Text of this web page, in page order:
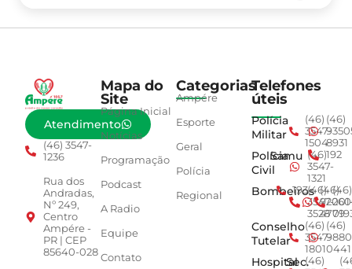
Atendimento
(46) 3547-
1236
Rua dos
Andradas,
Nº 249,
Centro
Ampére -
PR | CEP
85640-028
Mapa do
Site
Página Inicial
Notícias
Programação
Podcast
A Radio
Equipe
Contato
Categorias
Ampére
Esporte
Geral
Polícia
Regional
Telefones
úteis
Polícia
Militar
(46)
3547-
1504
(46)
8931
Polícia
Civil
Samu (46)
3547-
1321
192
Bombeiros
193(46)
3547-
3528
(46)
4779
(46)
Conselho
Tutelar
(46)
3547-
1801
(46)
0441
HospitalSec.(46)